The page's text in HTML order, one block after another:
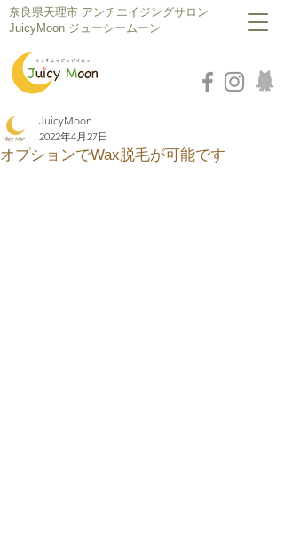
​奈良県天理市 アンチエイジングサロン
JuicyMoon ジューシームーン
オプションでWax脱毛が可能です
JuicyMoon
2022年4月27日